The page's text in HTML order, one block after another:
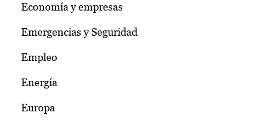
Economía y empresas
Emergencias y Seguridad
Empleo
Energía
Europa